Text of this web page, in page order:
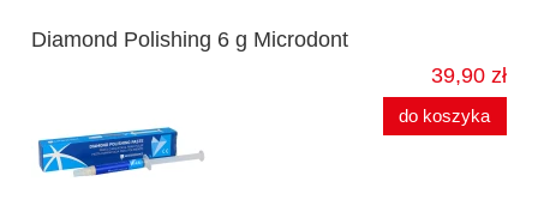
Diamond Polishing 6 g Microdont
39,90 zł
do koszyka